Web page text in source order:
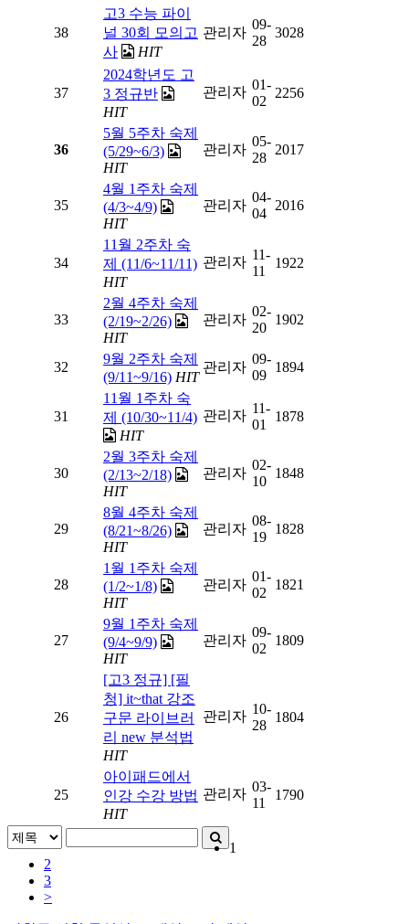
38
고3 수능 파이
널 30회 모의고
사
HIT
관리자
09-
28
3028
37
2024학년도 고
3 정규반
HIT
관리자 01-
02
2256
36
5월 5주차 숙제
(5/29~6/3)
HIT
관리자
05-
28
2017
35
4월 1주차 숙제
(4/3~4/9)
HIT
관리자
04-
04
2016
34
11월 2주차 숙
제 (11/6~11/11)
HIT
관리자 11-
11
1922
33
2월 4주차 숙제
(2/19~2/26)
HIT
관리자
02-
20
1902
32
9월 2주차 숙제
(9/11~9/16) HIT
관리자
09-
09
1894
31
11월 1주차 숙
제 (10/30~11/4)
HIT
관리자 11-
01
1878
30
2월 3주차 숙제
(2/13~2/18)
HIT
관리자
02-
10
1848
29
8월 4주차 숙제
(8/21~8/26)
HIT
관리자
08-
19
1828
28
1월 1주차 숙제
(1/2~1/8)
HIT
관리자
01-
02
1821
27
9월 1주차 숙제
(9/4~9/9)
HIT
관리자
09-
02
1809
26
[고3 정규] [필
청] it~that 강조
구문 라이브러
리 new 분석법
HIT
관리자 10-
28
1804
25
아이패드에서
인강 수강 방법
HIT
관리자 03-
11
1790
1
2
3
>